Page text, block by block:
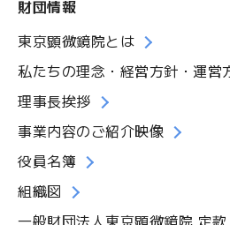
財団情報
東京顕微鏡院とは
私たちの理念・経営方針・運営
理事長挨拶
事業内容のご紹介映像
役員名簿
組織図
一般財団法人東京顕微鏡院 定款